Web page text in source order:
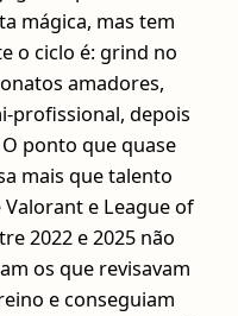
mágica, mas tem
o ciclo é: grind no
amadores,
profissional, depois
ponto que quase
mais que talento
e League of
2022 e 2025 não
os que revisavam
e conseguiam